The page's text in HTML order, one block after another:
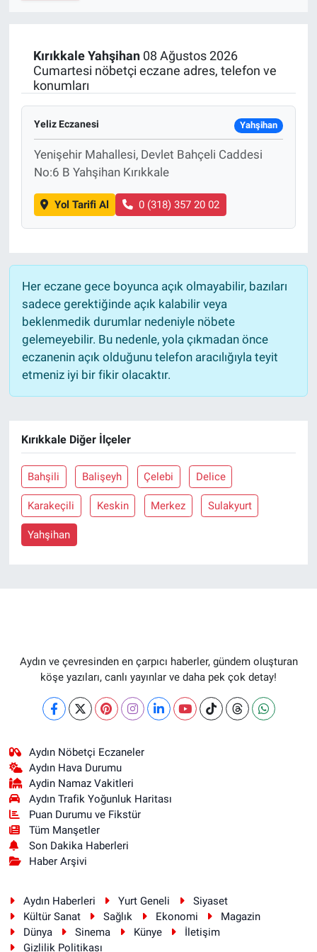
Kırıkkale Yahşihan08 Ağustos 2026
Cumartesi nöbetçi eczane adres, telefon ve
konumları
Yeliz Eczanesi Yahşihan
Yenişehir Mahallesi, Devlet Bahçeli Caddesi
No:6 B Yahşihan Kırıkkale
Yol Tarifi Al 0 (318) 357 20 02
Her eczane gece boyunca açık olmayabilir, bazıları
sadece gerektiğinde açık kalabilir veya
beklenmedik durumlar nedeniyle nöbete
gelemeyebilir. Bu nedenle, yola çıkmadan önce
eczanenin açık olduğunu telefon aracılığıyla teyit
etmeniz iyi bir fikir olacaktır.
Kırıkkale Diğer İlçeler
Bahşili Balişeyh Çelebi Delice
Karakeçili Keskin Merkez Sulakyurt
Yahşihan
Aydın ve çevresinden en çarpıcı haberler, gündem oluşturan
köşe yazıları, canlı yayınlar ve daha pek çok detay!
Aydın Nöbetçi Eczaneler
Aydın Hava Durumu
Aydin Namaz Vakitleri
Aydın Trafik Yoğunluk Haritası
Puan Durumu ve Fikstür
Tüm Manşetler
Son Dakika Haberleri
Haber Arşivi
Aydın Haberleri Yurt Geneli
Siyaset
Kültür Sanat
Sağlık Ekonomi
Magazin
Dünya
Sinema Künye
İletişim
Gizlilik Politikası
RESMİ İLANLAR